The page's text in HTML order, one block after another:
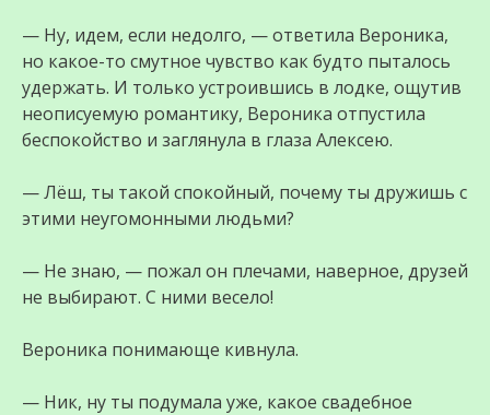
— Ну, идем, если недолго, — ответила Вероника,
но какое-то смутное чувство как будто пыталось
удержать. И только устроившись в лодке, ощутив
неописуемую романтику, Вероника отпустила
беспокойство и заглянула в глаза Алексею.
— Лёш, ты такой спокойный, почему ты дружишь с
этими неугомонными людьми?
— Не знаю, — пожал он плечами, наверное, друзей
не выбирают. С ними весело!
Вероника понимающе кивнула.
— Ник, ну ты подумала уже, какое свадебное